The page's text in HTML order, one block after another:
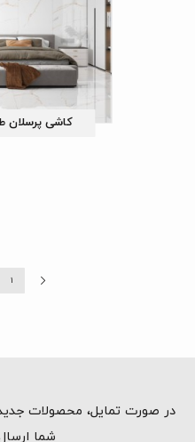
کاشی پرسلان
1
در صورت تمایل، محصولات
شما